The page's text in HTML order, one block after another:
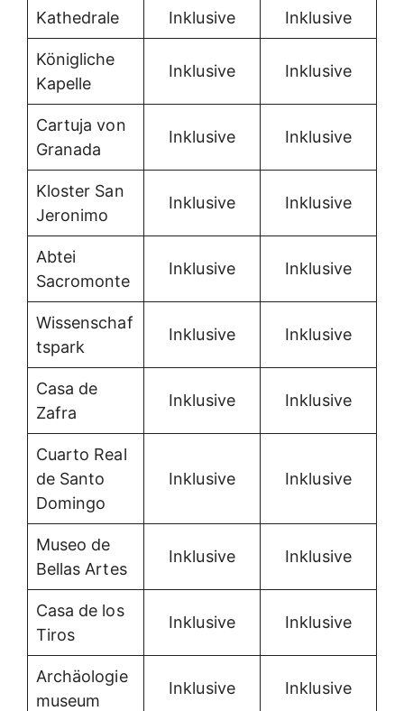
Kathedrale Inklusive Inklusive
Königliche
Kapelle
Inklusive Inklusive
Cartuja von
Granada
Inklusive Inklusive
Kloster San
Jeronimo
Inklusive Inklusive
Abtei
Sacromonte
Inklusive Inklusive
Wissenschaf
tspark
Inklusive Inklusive
Casa de
Zafra
Inklusive Inklusive
Cuarto Real
de Santo
Domingo
Inklusive Inklusive
Museo de
Bellas Artes
Inklusive Inklusive
Casa de los
Tiros
Inklusive Inklusive
Archäologie
museum
Inklusive Inklusive